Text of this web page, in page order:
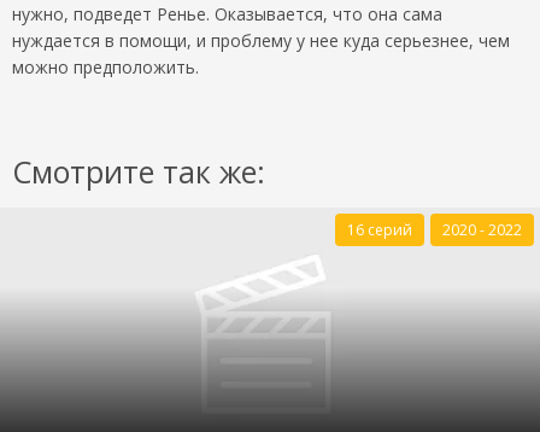
нужно, подведет Ренье. Оказывается, что она сама
нуждается в помощи, и проблему у нее куда серьезнее, чем
можно предположить.
Смотрите так же:
16 серий 2020 - 2022